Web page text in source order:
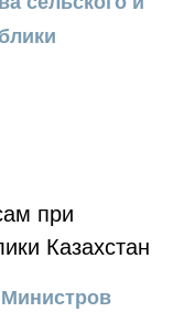
при
Казахстан